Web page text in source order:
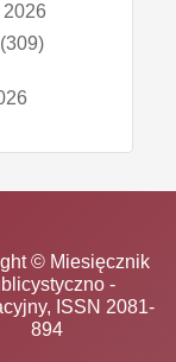
2026
© Miesięcznik
-
ISSN 2081-
894